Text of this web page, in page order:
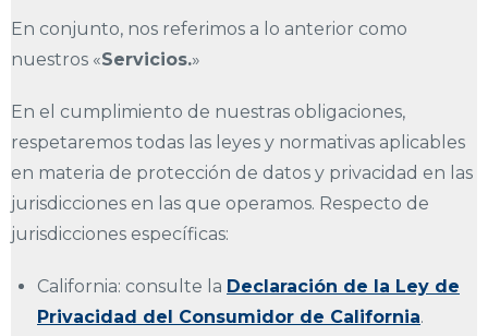
En conjunto, nos referimos a lo anterior como
nuestros «Servicios.»
En el cumplimiento de nuestras obligaciones,
respetaremos todas las leyes y normativas aplicables
en materia de protección de datos y privacidad en las
jurisdicciones en las que operamos. Respecto de
jurisdicciones específicas:
California: consulte la Declaración de la Ley de
Privacidad del Consumidor de California.